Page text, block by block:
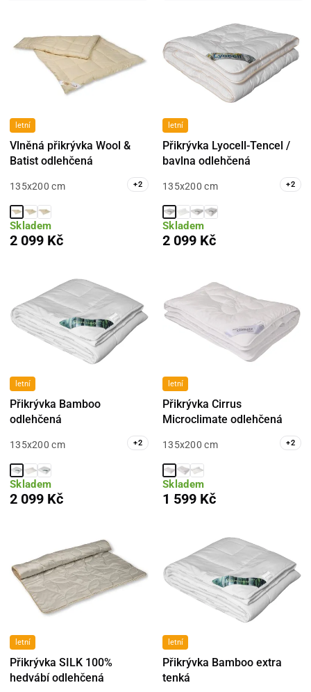
letní
Vlněná přikrývka Wool &
Batist odlehčená
135x200 cm +2
Skladem
2 099 Kč
letní
Přikrývka Lyocell-Tencel /
bavlna odlehčená
135x200 cm +2
Skladem
2 099 Kč
letní
Přikrývka Bamboo
odlehčená
135x200 cm +2
Skladem
2 099 Kč
letní
Přikrývka Cirrus
Microclimate odlehčená
135x200 cm +2
Skladem
1 599 Kč
letní
Přikrývka SILK 100%
hedvábí odlehčená
letní
Přikrývka Bamboo extra
tenká